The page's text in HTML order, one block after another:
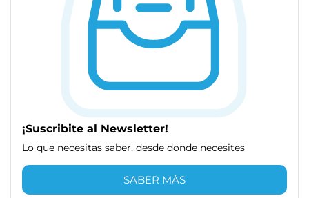
¡Suscribite al Newsletter!
Lo que necesitas saber, desde donde necesites
SABER MÁS